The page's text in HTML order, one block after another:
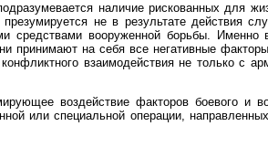
наличие рискованных для
не в результате действия
средствами вооруженной борьбы.
принимают на себя все негативные
взаимодействия не только с
воздействие факторов боевого и
или специальной операции,